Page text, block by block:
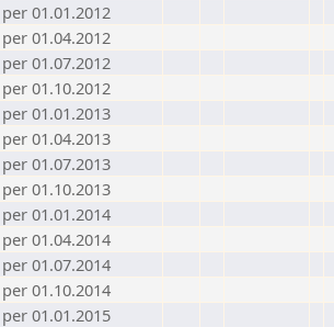
01.01.2012
01.04.2012
01.07.2012
01.10.2012
01.01.2013
01.04.2013
01.07.2013
01.10.2013
01.01.2014
01.04.2014
01.07.2014
01.10.2014
01.01.2015